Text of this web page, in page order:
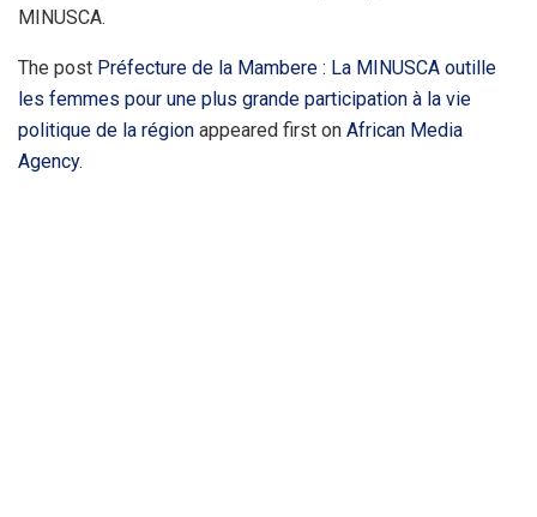
MINUSCA.
The post Préfecture de la Mambere : La MINUSCA outille
les femmes pour une plus grande participation à la vie
politique de la région appeared first on African Media
Agency.